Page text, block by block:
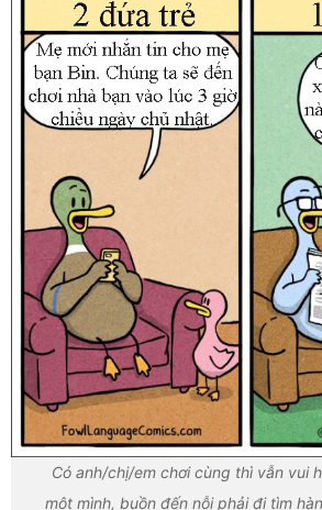
Có anh/chị/em chơi cùng thì vẫn vui
một mình, buồn đến nỗi phải đi tìm